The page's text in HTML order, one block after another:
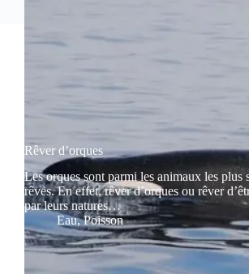
Rêver d’orques
Les orques sont parmi les animaux les
rêves. En effet, rêver d’orques ou rêver
par leurs natures…
Eau,Poisson